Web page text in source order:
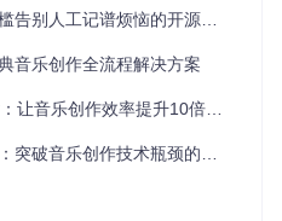
确捕捉。
色，将解析后的音乐数据转化
音符位置、设置谱表布局、处
引擎会自动处理复杂的音乐排
人工记谱烦恼的开源解决方案
音乐创作全流程解决方案
创作效率提升10倍的轻量级方案
音乐创作技术瓶颈的创新方案